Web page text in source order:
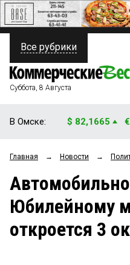
ПОЛИТИКА
ФИНАНСЫ
ОБЩЕСТВО
ЗАКОН
НОВОСТИ КОМПАНИЙ
Все рубрики
Суббота, 8 Августа
В Омске: $ 82,1665
Главная → Новости →
Юбилейному
откроется 3